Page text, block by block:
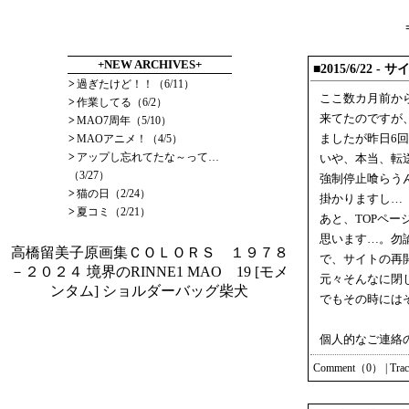
+NEW ARCHIVES+
>過ぎたけど！！（6/11）
>作業してる（6/2）
>MAO7周年（5/10）
>MAOアニメ！（4/5）
> アップし忘れてたな～って…
（3/27）
>猫の日（2/24）
>夏コミ（2/21）
高橋留美子原画集ＣＯＬＯＲＳ １９７８
－２０２４ 境界のRINNE1 MAO 19 [モメ
ンタム] ショルダーバッグ柴犬
■2015/6/22 - サ
ここ数カ月前か
来てたのですが
ましたが昨日6
いや、本当、転
強制停止喰らう
掛かりますし…
あと、TOPペー
思います…。勿
で、サイトの再
元々そんなに閉
でもその時には
個人的なご連絡
Comment（0）